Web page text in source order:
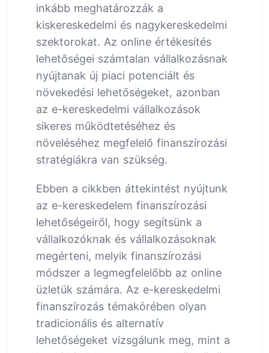
inkább meghatározzák a
kiskereskedelmi és nagykereskedelmi
szektorokat. Az online értékesítés
lehetőségei számtalan vállalkozásnak
nyújtanak új piaci potenciált és
növekedési lehetőségeket, azonban
az e-kereskedelmi vállalkozások
sikeres működtetéséhez és
növeléséhez megfelelő finanszírozási
stratégiákra van szükség.
Ebben a cikkben áttekintést nyújtunk
az e-kereskedelem finanszírozási
lehetőségeiről, hogy segítsünk a
vállalkozóknak és vállalkozásoknak
megérteni, melyik finanszírozási
módszer a legmegfelelőbb az online
üzletük számára. Az e-kereskedelmi
finanszírozás témakörében olyan
tradicionális és alternatív
lehetőségeket vizsgálunk meg, mint a